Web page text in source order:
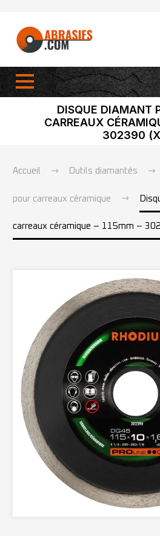
DISQUE DIAMANT
CARREAUX
302390
Accueil Outils diamantés
pour carreaux céramique
carreaux céramique – 115mm –